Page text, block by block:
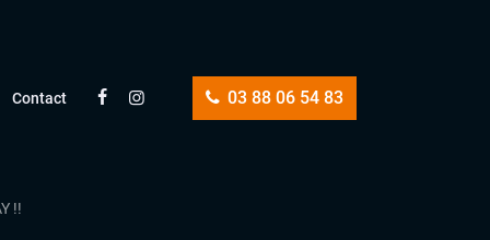
03 88 06 54 83
Contact
!!